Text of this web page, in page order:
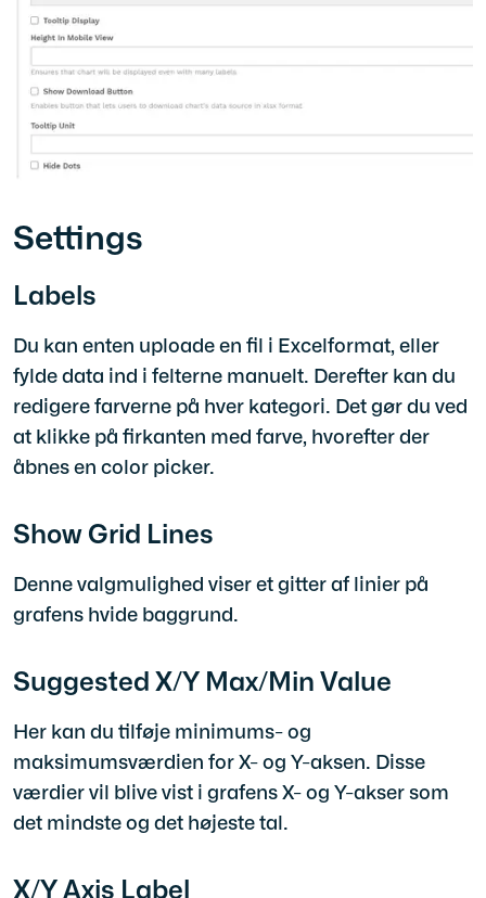
Settings
Labels
Du kan enten uploade en fil i Excelformat, eller
fylde data ind i felterne manuelt. Derefter kan du
redigere farverne på hver kategori. Det gør du ved
at klikke på firkanten med farve, hvorefter der
åbnes en color picker.
Show Grid Lines
Denne valgmulighed viser et gitter af linier på
grafens hvide baggrund.
Suggested X/Y Max/Min Value
Her kan du tilføje minimums- og
maksimumsværdien for X- og Y-aksen. Disse
værdier vil blive vist i grafens X- og Y-akser som
det mindste og det højeste tal.
X/Y Axis Label